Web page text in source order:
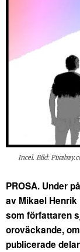
Incel. Bild:
PROSA. Under
av Mikael
som författaren
oroväckande,
publicerade